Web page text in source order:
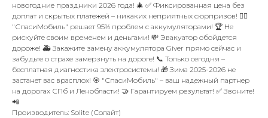
новогодние праздники 2026 года! 🎄 ✅ Фиксированная цена без
доплат и скрытых платежей – никаких неприятных сюрпризов! 🙅‍♂️
"СпасиМобиль" решает 95% проблем с аккумуляторами! 🏆 Не
рискуйте своим временем и деньгами! 💸 Эвакуатор обойдется
дороже! 🚑 Закажите замену аккумулятора Giver прямо сейчас и
забудьте о страхе замерзнуть на дороге! 📞 Только сегодня –
бесплатная диагностика электросистемы! 🎁 Зима 2025-2026 не
застанет вас врасплох! 🎯 "СпасиМобиль" – ваш надежный партнер
на дорогах СПб и Ленобласти! 🤝 Гарантируем результат! ✅ Звоните!
📲
Производитель: Solite (Солайт)